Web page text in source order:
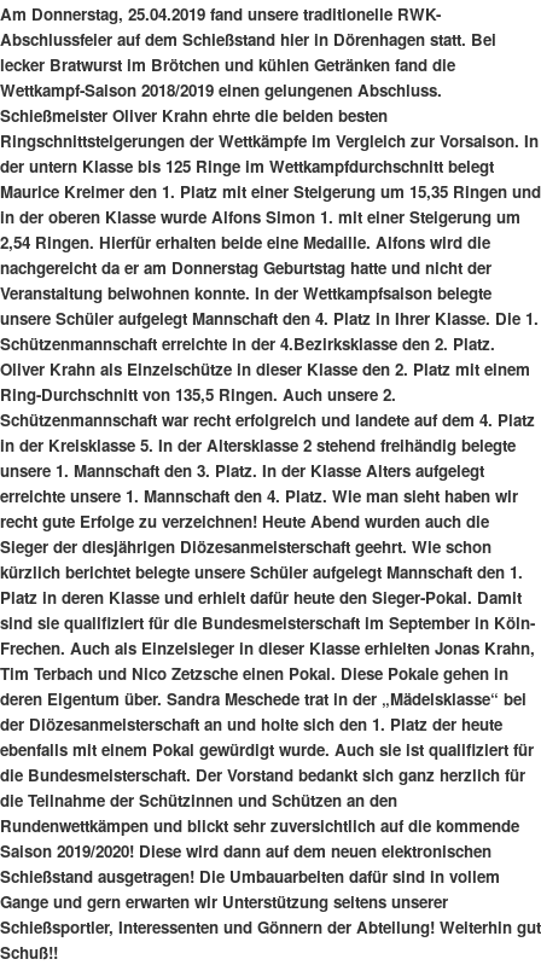
Am Donnerstag, 25.04.2019 fand unsere traditionelle RWK-
Abschlussfeier auf dem Schießstand hier in Dörenhagen statt. Bei
lecker Bratwurst im Brötchen und kühlen Getränken fand die
Wettkampf-Saison 2018/2019 einen gelungenen Abschluss.
Schießmeister Oliver Krahn ehrte die beiden besten
Ringschnittsteigerungen der Wettkämpfe im Vergleich zur Vorsaison. In
der untern Klasse bis 125 Ringe im Wettkampfdurchschnitt belegt
Maurice Kreimer den 1. Platz mit einer Steigerung um 15,35 Ringen und
in der oberen Klasse wurde Alfons Simon 1. mit einer Steigerung um
2,54 Ringen. Hierfür erhalten beide eine Medaille. Alfons wird die
nachgereicht da er am Donnerstag Geburtstag hatte und nicht der
Veranstaltung beiwohnen konnte. In der Wettkampfsaison belegte
unsere Schüler aufgelegt Mannschaft den 4. Platz in Ihrer Klasse. Die 1.
Schützenmannschaft erreichte in der 4.Bezirksklasse den 2. Platz.
Oliver Krahn als Einzelschütze in dieser Klasse den 2. Platz mit einem
Ring-Durchschnitt von 135,5 Ringen. Auch unsere 2.
Schützenmannschaft war recht erfolgreich und landete auf dem 4. Platz
in der Kreisklasse 5. In der Altersklasse 2 stehend freihändig belegte
unsere 1. Mannschaft den 3. Platz. In der Klasse Alters aufgelegt
erreichte unsere 1. Mannschaft den 4. Platz. Wie man sieht haben wir
recht gute Erfolge zu verzeichnen! Heute Abend wurden auch die
Sieger der diesjährigen Diözesanmeisterschaft geehrt. Wie schon
kürzlich berichtet belegte unsere Schüler aufgelegt Mannschaft den 1.
Platz in deren Klasse und erhielt dafür heute den Sieger-Pokal. Damit
sind sie qualifiziert für die Bundesmeisterschaft im September in Köln-
Frechen. Auch als Einzelsieger in dieser Klasse erhielten Jonas Krahn,
Tim Terbach und Nico Zetzsche einen Pokal. Diese Pokale gehen in
deren Eigentum über. Sandra Meschede trat in der „Mädelsklasse“ bei
der Diözesanmeisterschaft an und holte sich den 1. Platz der heute
ebenfalls mit einem Pokal gewürdigt wurde. Auch sie ist qualifiziert für
die Bundesmeisterschaft. Der Vorstand bedankt sich ganz herzlich für
die Teilnahme der Schützinnen und Schützen an den
Rundenwettkämpen und blickt sehr zuversichtlich auf die kommende
Saison 2019/2020! Diese wird dann auf dem neuen elektronischen
Schießstand ausgetragen! Die Umbauarbeiten dafür sind in vollem
Gange und gern erwarten wir Unterstützung seitens unserer
Schießsportler, Interessenten und Gönnern der Abteilung! Weiterhin gut
Schuß!!